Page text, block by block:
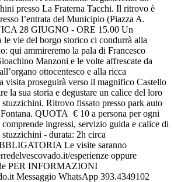
presso La Fraterna Tacchi. Il ritrovo è
l’entrata del Municipio (Piazza A.
28 GIUGNO - ORE 15.00 Un
le vie del borgo storico ci condurrà alla
qui ammireremo la pala di Francesco
Manzoni e le volte affrescate da
ottocentesco e alla ricca
visita proseguirà verso il magnifico Castello
la sua storia e degustare un calice del loro
Ritrovo fissato presso park auto
QUOTA € 10 a persona per ogni
ingressi, servizio guida e calice di
- durata: 2h circa
Le visite saranno
esperienze oppure
PER INFORMAZIONI
Messaggio WhatsApp 393.4349102